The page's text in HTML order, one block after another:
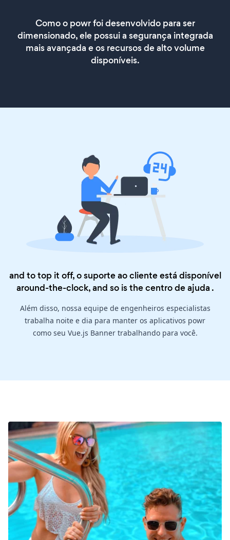
Como o powr foi desenvolvido para ser
dimensionado, ele possui a segurança integrada
mais avançada e os recursos de alto volume
disponíveis.
and to top it off, o suporte ao cliente está disponível
around-the-clock, and so is thecentro de ajuda .
Além disso, nossa equipe de engenheiros especialistas
trabalha noite e dia para manter os aplicativos powr
como seu Vue.js Banner trabalhando para você.